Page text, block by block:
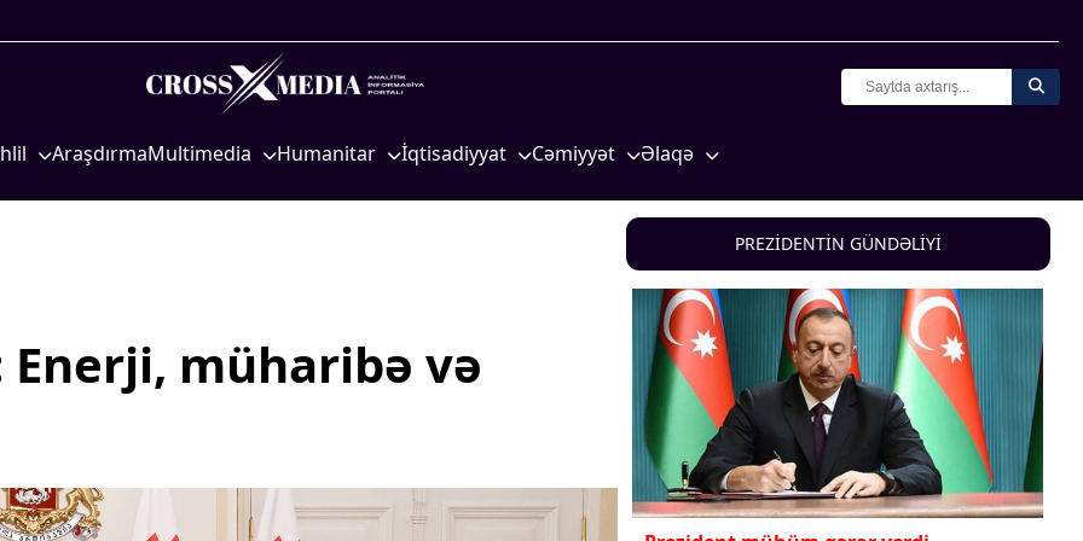
AraşdırmaMultimedia Humanitar
Mədəniyyətimizin Zəfəri
Turizm
İqtisadiyyat
Kənd təsərrüfatı
Cəmiyyət
Məhkəmə və hüquq
Gənclər və İdman
Sağlamlıq
Əlaqə
Enerji, müharibə və
PREZİDENTİN GÜNDƏLİYİ